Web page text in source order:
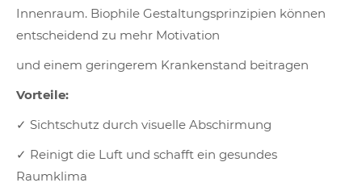
Innenraum. Biophile Gestaltungsprinzipien können
entscheidend zu mehr Motivation
und einem geringerem Krankenstand beitragen
Vorteile:
✓ Sichtschutz durch visuelle Abschirmung
✓ Reinigt die Luft und schafft ein gesundes
Raumklima